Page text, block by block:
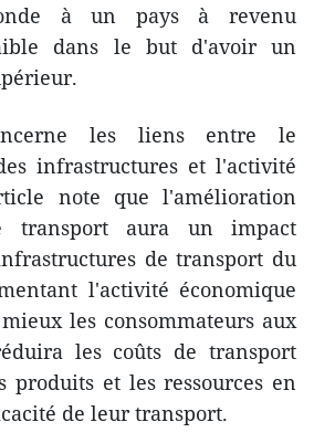
à un pays à revenu
dans le but d'avoir un
les liens entre le
infrastructures et l'activité
note que l'amélioration
transport aura un impact
de transport du
l'activité économique
les consommateurs aux
les coûts de transport
produits et les ressources en
de leur transport.